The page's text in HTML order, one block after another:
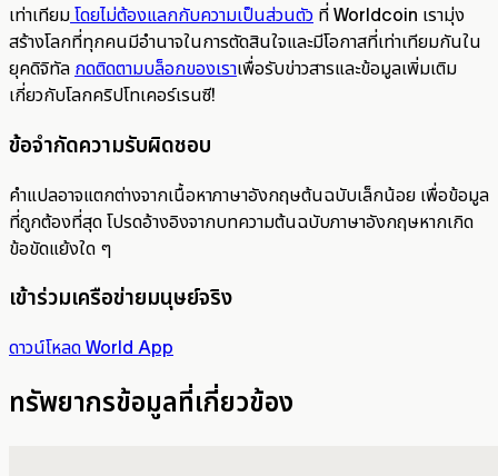
เท่าเทียม โดยไม่ต้องแลกกับความเป็นส่วนตัว ที่ Worldcoin เรามุ่ง
สร้างโลกที่ทุกคนมีอำนาจในการตัดสินใจและมีโอกาสที่เท่าเทียมกันใน
ยุคดิจิทัล กดติดตามบล็อกของเราเพื่อรับข่าวสารและข้อมูลเพิ่มเติม
เกี่ยวกับโลกคริปโทเคอร์เรนซี!
ข้อจำกัดความรับผิดชอบ
คำแปลอาจแตกต่างจากเนื้อหาภาษาอังกฤษต้นฉบับเล็กน้อย เพื่อข้อมูล
ที่ถูกต้องที่สุด โปรดอ้างอิงจากบทความต้นฉบับภาษาอังกฤษหากเกิด
ข้อขัดแย้งใด ๆ
เข้าร่วมเครือข่ายมนุษย์จริง
ดาวน์โหลด World App
ทรัพยากรข้อมูลที่เกี่ยวข้อง